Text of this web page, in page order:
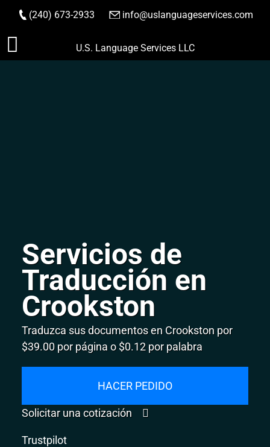
Saltar
(240) 673-2933 info@uslanguageservices.com
HACER PEDIDO
U.S. Language Services LLC
Servicios de
Traducción en
Crookston
Traduzca sus documentos en Crookston por
$39.00 por página o $0.12 por palabra
HACER PEDIDO
Solicitar una cotización
Trustpilot